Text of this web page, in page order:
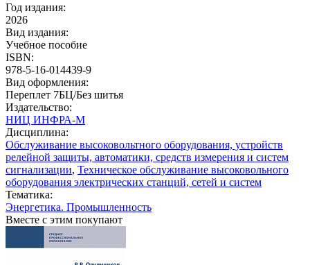
Год издания:
2026
Вид издания:
Учебное пособие
ISBN:
978-5-16-014439-9
Вид оформления:
Переплет 7БЦ/Без шитья
Издательство:
НИЦ ИНФРА-М
Дисциплина:
Обслуживание высоковольтного оборудования, устройств
релейной защиты, автоматики, средств измерения и систем
сигнализации, Техническое обслуживание высоковольного
оборудования электрических станций, сетей и систем
Тематика:
Энергетика. Промышленность
Вместе с этим покупают